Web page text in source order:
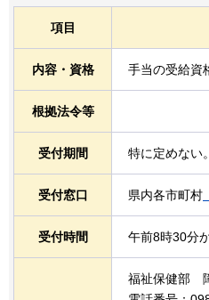
項目
内容・資格 手当の受給資
根拠法令等
受付期間 特に定めない。
受付窓口 県内各市町村
受付時間 午前8時30分
福祉保健部